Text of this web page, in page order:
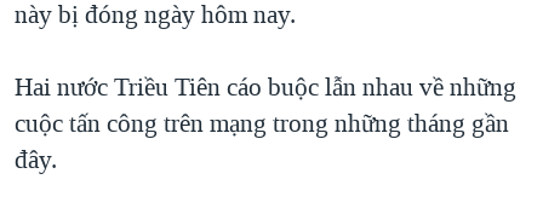
này bị đóng ngày hôm nay.
Hai nước Triều Tiên cáo buộc lẫn nhau về những
cuộc tấn công trên mạng trong những tháng gần
đây.